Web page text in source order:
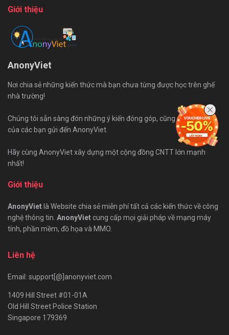
Giới thiệu
AnonyViet
Nơi chia sẻ những kiến thức mà bạn chưa từng được học trên ghế
nhà trường!
Chúng tôi sẵn sàng đón những ý kiến đóng góp, cũng như bài viết
của các bạn gửi đến AnonyViet.
Hãy cùng AnonyViet xây dựng một cộng đồng CNTT lớn mạnh
nhất!
Giới thiệu
AnonyVietlà Website chia sẻ miễn phí tất cả các kiến thức về công
nghệ thông tin. AnonyViet cung cấp mọi giải pháp về mạng máy
tính, phần mềm, đồ họa và MMO.
Liên hệ
Email: support[@]anonyviet.com
1409 Hill Street #01-01A
Old Hill Street Police Station
Singapore 179369